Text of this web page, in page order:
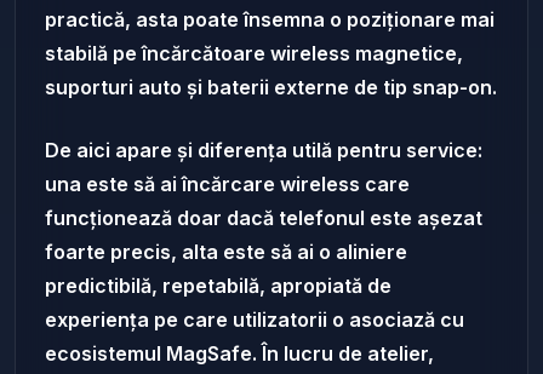
practică, asta poate însemna o poziționare mai
stabilă pe încărcătoare wireless magnetice,
suporturi auto și baterii externe de tip snap-on.
De aici apare și diferența utilă pentru service:
una este să ai încărcare wireless care
funcționează doar dacă telefonul este așezat
foarte precis, alta este să ai o aliniere
predictibilă, repetabilă, apropiată de
experiența pe care utilizatorii o asociază cu
ecosistemul MagSafe. În lucru de atelier,